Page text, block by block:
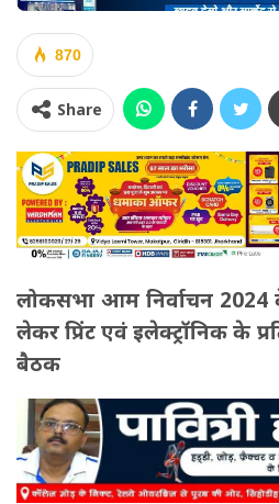
870
Share
लोकसभा आम निर्वाचन 2024
लेकर प्रिंट एवं इलेक्ट्रॉनिक के
बैठक